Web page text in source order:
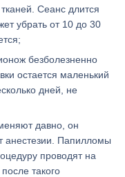
Сеанс длится
убрать от 10 до 30
безболезненно
остается маленький
дней, не
давно, он
анестезии. Папилломы
проводят на
такого